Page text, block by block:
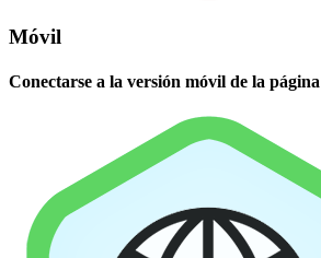
Móvil
Conectarse a la versión móvil de la página